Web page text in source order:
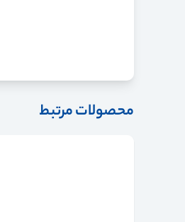
محصولات مرتبط